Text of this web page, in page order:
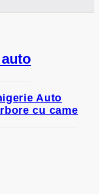
Auto
cu came